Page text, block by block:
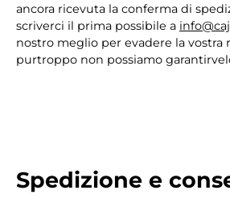
ancora ricevuta la conferma di
scriverci il prima possibile a
nostro meglio per evadere la vostra
purtroppo non possiamo
Spedizione e